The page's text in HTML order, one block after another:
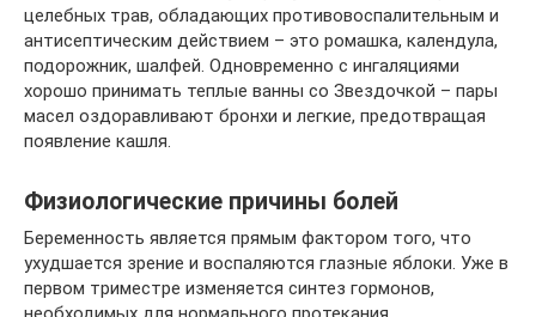
целебных трав, обладающих противовоспалительным и
антисептическим действием – это ромашка, календула,
подорожник, шалфей. Одновременно с ингаляциями
хорошо принимать теплые ванны со Звездочкой – пары
масел оздоравливают бронхи и легкие, предотвращая
появление кашля.
Физиологические причины болей
Беременность является прямым фактором того, что
ухудшается зрение и воспаляются глазные яблоки. Уже в
первом триместре изменяется синтез гормонов,